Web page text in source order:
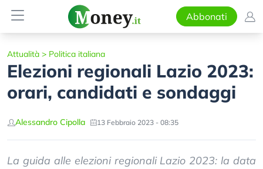
Abbonati
Attualità > Politica italiana
Elezioni regionali Lazio 2023:
orari, candidati e sondaggi
Alessandro Cipolla 13 Febbraio 2023 - 08:35
La guida alle elezioni regionali Lazio 2023: la data